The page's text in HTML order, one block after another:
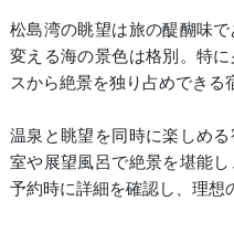
松島湾の眺望は旅の醍醐味
変える海の景色は格別。特
スから絶景を独り占めできる
温泉と眺望を同時に楽しめ
室や展望風呂で絶景を堪能
予約時に詳細を確認し、理想